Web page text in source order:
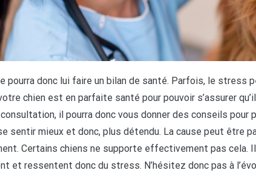
pourra donc lui faire un bilan de santé. Parfois, le stress
chien est en parfaite santé pour pouvoir s’assurer
il pourra donc vous donner des conseils pour
sentir mieux et donc, plus détendu. La cause peut être
Certains chiens ne supporte effectivement pas cela.
et ressentent donc du stress. N’hésitez donc pas à